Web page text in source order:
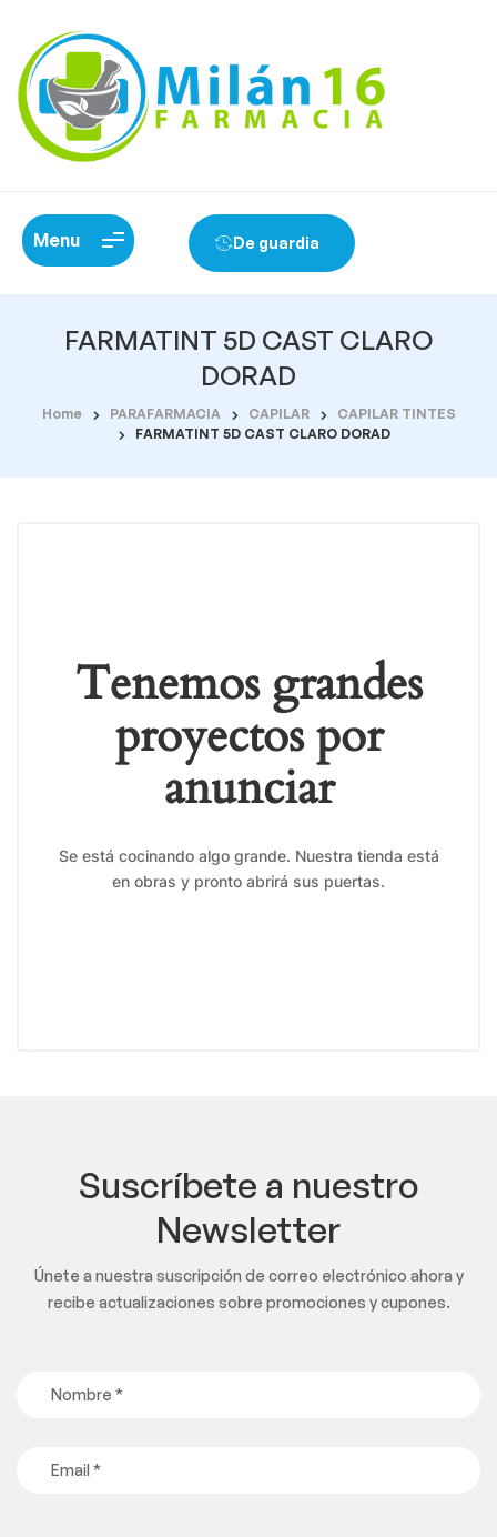
Menu De guardia
FARMATINT 5D CAST CLARO
DORAD
Home PARAFARMACIA CAPILAR
CAPILAR TINTES
FARMATINT 5D CAST CLARO DORAD
Tenemos grandes
proyectos por
anunciar
Se está cocinando algo grande. Nuestra tienda está
en obras y pronto abrirá sus puertas.
Suscríbete a nuestro
Newsletter
Únete a nuestra suscripción de correo electrónico ahora y
recibe actualizaciones sobre promociones y cupones.